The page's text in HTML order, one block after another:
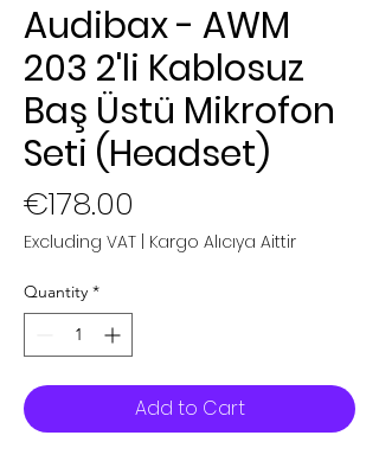
Audibax - AWM
203 2'li Kablosuz
Baş Üstü Mikrofon
Seti (Headset)
€178.00
Excluding VAT Kargo Alıcıya Aittir
Quantity *
Add to Cart